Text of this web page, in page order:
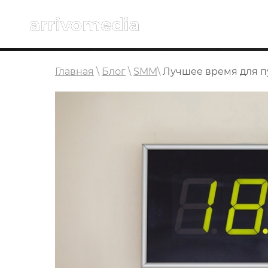
Главная \ Блог \ SMM\ Лучшее время для